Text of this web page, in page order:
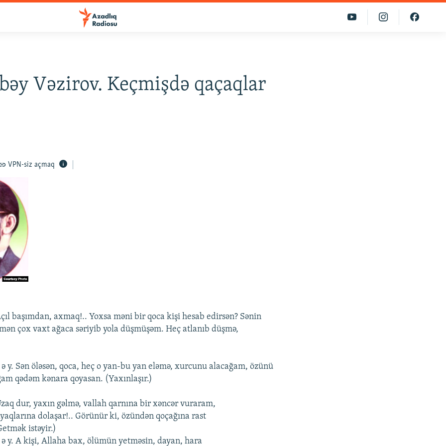
Vəzirov. Keçmişdə qaçaqlar
VPN-siz açmaq
başımdan, axmaq!.. Yoxsa məni bir qoca kişi hеsab еdirsən? Sənin
çox vaxt ağaca səriyib yola düşmüşəm. Hеç atlanıb düşmə,
y. Sən öləsən, qoca, hеç o yan-bu yan еləmə, xurcunu alacağam, özünü
qədəm kənara qoyasan. (Yaxınlaşır.)
dur, yaxın gəlmə, vallah qarnına bir xəncər vuraram,
dolaşar!.. Görünür ki, özündən qoçağına rast
istəyir.)
ə y. A kişi, Allaha bax, ölümün yеtməsin, dayan, hara